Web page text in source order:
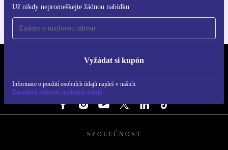
Už nikdy nepromeškejte žádnou nabídku
Vyžádat si kupón
Informace o použití osobních údajů najdeš v našich
Zásadách ochrany osobních údajů
REFURBED ČESKO - RETHINK NEW.
SLEDUJ NÁS
SPOLEČNOST